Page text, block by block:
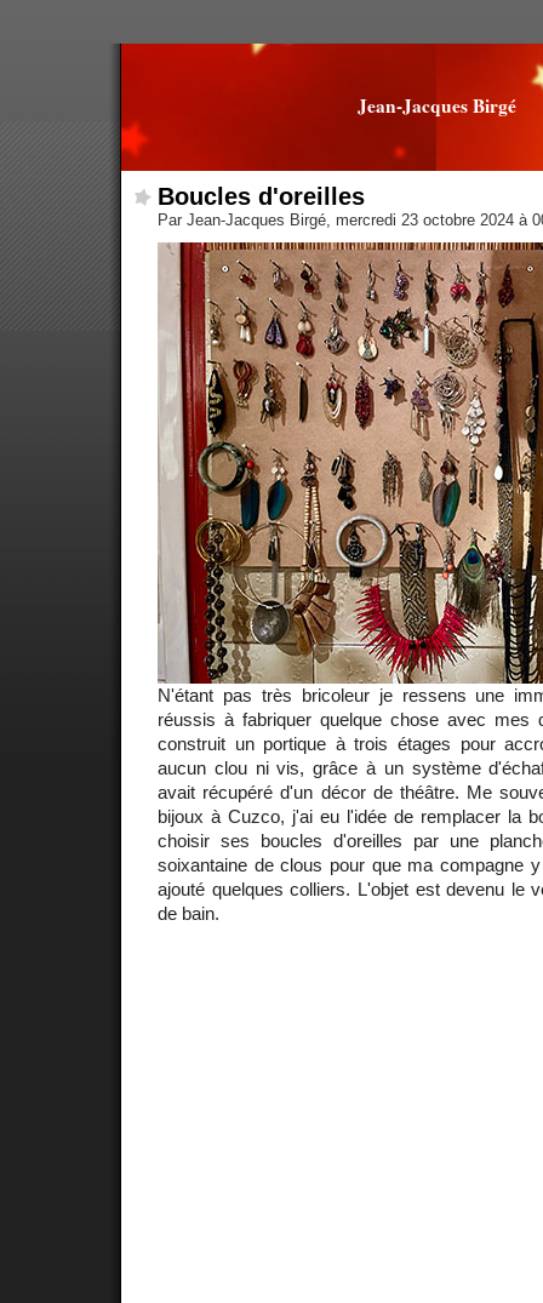
Jean-Jacques Birgé
Boucles d'oreilles
Par Jean-Jacques Birgé, mercredi 23 octobre 2024 à
N'étant pas très bricoleur je ressens une
réussis à fabriquer quelque chose avec mes
construit un portique à trois étages pour
aucun clou ni vis, grâce à un système
avait récupéré d'un décor de théâtre. Me
bijoux à Cuzco, j'ai eu l'idée de remplacer la
choisir ses boucles d'oreilles par une
soixantaine de clous pour que ma compagne
ajouté quelques colliers. L'objet est devenu le
de bain.